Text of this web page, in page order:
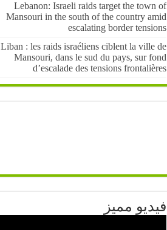
Lebanon: Israeli raids target the town of
Mansouri in the south of the country amid
escalating border tensions
Liban : les raids israéliens ciblent la ville de
Mansouri, dans le sud du pays, sur fond
d’escalade des tensions frontalières
فيديو مميز